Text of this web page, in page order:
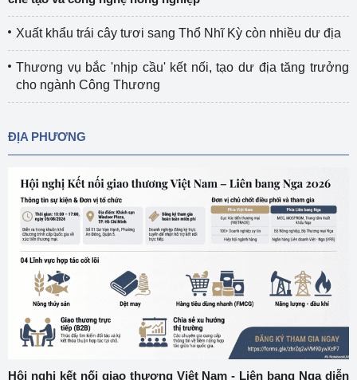
Xuất khẩu trái cây tươi sang Thổ Nhĩ Kỳ còn nhiều dư địa
Thương vụ bắc 'nhịp cầu' kết nối, tạo dư địa tăng trưởng
cho ngành Công Thương
ĐỊA PHƯƠNG
Hội nghị kết nối giao thương Việt Nam - Liên bang Nga diễn